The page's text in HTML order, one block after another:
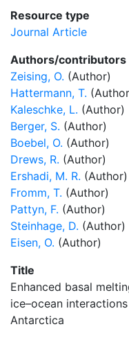
Resource type
Journal Article
Authors/contributors
Zeising, O. (Author)
Hattermann, T.
Kaleschke, L. (Author)
Berger, S. (Author)
Boebel, O. (Author)
Drews, R. (Author)
Ershadi, M. R. (Author)
Fromm, T. (Author)
Pattyn, F. (Author)
Steinhage, D. (Author)
Eisen, O. (Author)
Title
Enhanced basal
ice–ocean
Antarctica